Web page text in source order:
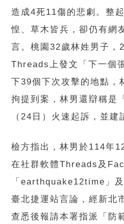
造成4死11傷的悲劇。整
惶、草木皆兵，卻仍有網
言。桃園32歲林姓男子，
Threads上發文「下一個
下39個下次攻擊的地點，
拘提到案，林男還辯稱是
（24日）火速起訴，並建
檢方指出，林男於114年
在社群軟體Threads及
「earthquake12time」
臺北捷運站言論，經新北
查悉後報請本署指派「防